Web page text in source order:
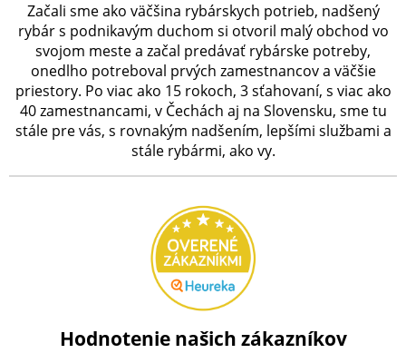
Začali sme ako väčšina rybárskych potrieb, nadšený
rybár s podnikavým duchom si otvoril malý obchod vo
svojom meste a začal predávať rybárske potreby,
onedlho potreboval prvých zamestnancov a väčšie
priestory. Po viac ako 15 rokoch, 3 sťahovaní, s viac ako
40 zamestnancami, v Čechách aj na Slovensku, sme tu
stále pre vás, s rovnakým nadšením, lepšími službami a
stále rybármi, ako vy.
Hodnotenie našich zákazníkov